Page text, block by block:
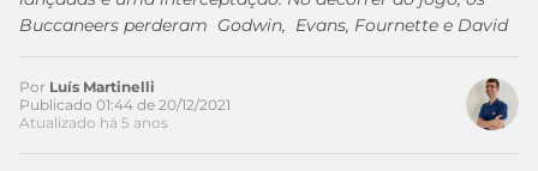
2026
CÓDIGO
PROMOCIONAL
MEU
TIME
CAMPEONATOS
BRASILEIRÃO
MÍDIA
Buccaneers perderam Godwin, Evans, Fournette e David
Por Luís Martinelli
Publicado 01:44 de 20/12/2021
Atualizado há 5 anos